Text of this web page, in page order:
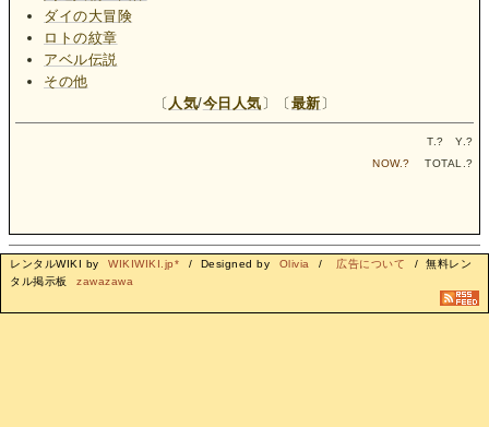
ダイの大冒険
ロトの紋章
アベル伝説
その他
〔 人気/今日人気 〕〔 最新 〕
T.? Y.?
NOW.? TOTAL.?
レンタルWIKI by WIKIWIKI.jp* / Designed by Olivia / 広告について
/ 無料レン
タル掲示板
zawazawa